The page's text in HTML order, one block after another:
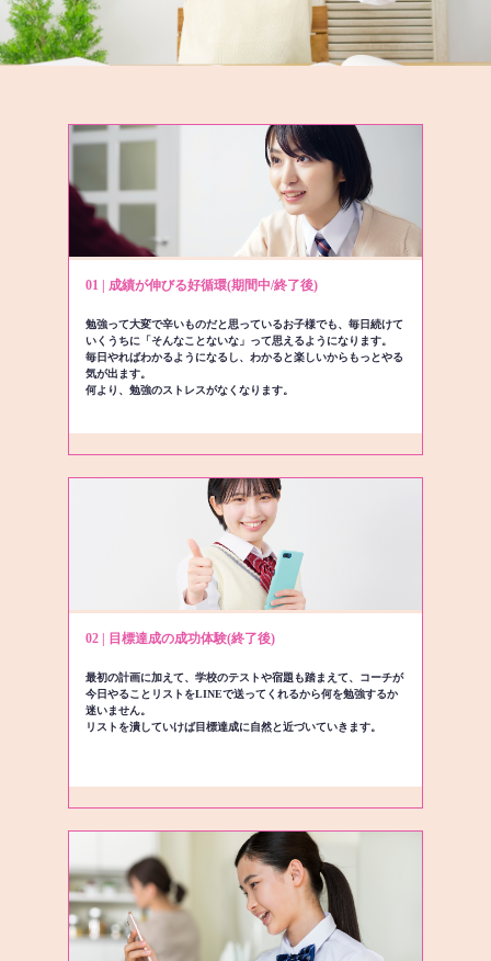
01 | 成績が伸びる好循環(期間中/終了後)
勉強って大変で辛いものだと思っているお子様でも、毎日続けて
いくうちに「そんなことないな」って思えるようになります。
毎日やればわかるようになるし、わかると楽しいからもっとやる
気が出ます。
何より、勉強のストレスがなくなります。
02 | 目標達成の成功体験(終了後)
最初の計画に加えて、学校のテストや宿題も踏まえて、コーチが
今日やることリストをLINEで送ってくれるから何を勉強するか
迷いません。
リストを潰していけば目標達成に自然と近づいていきます。